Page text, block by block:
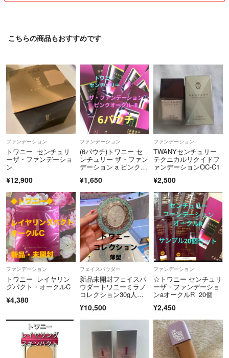
こちらの商品もおすすめです
ファンデーション
トワニー センチュリ
ーザ・ファンデーショ
ン
¥12,900
ファンデーション
(6パウチ)トワニー セ
ンチュリー ザ・ファン
デーション a ピンクオ
¥1,650
ファンデーション
TWANYセンチュリー
テクニカルリクイドフ
ァンデーションOC-C1
¥2,500
ファンデーション
トワニー レイヤリン
グパクト・オークルC
¥4,380
フェイスパウダー
新品未開封フェイスパ
ウダートワニーミラノ
コレクション30g人気
¥10,500
ファンデーション
☆トワニー センチュリ
ーザ・ファンデーショ
ンaオークルR 20個
¥2,450